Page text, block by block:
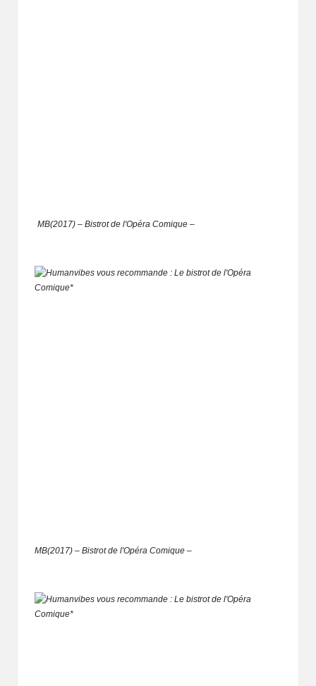
MB(2017) – Bistrot de l'Opéra Comique –
MB(2017) – Bistrot de l'Opéra Comique –